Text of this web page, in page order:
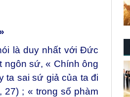
là duy nhất với Đức
ngôn sứ, « Chính ông
ta sai sứ giả của ta đi
; « trong số phàm